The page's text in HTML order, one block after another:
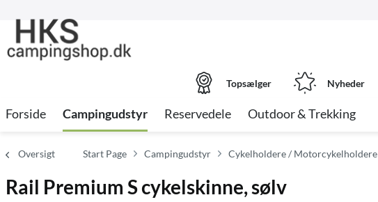
Topsælger Nyheder
Forside Campingudstyr Reservedele Outdoor & Trekking
Oversigt Start Page Campingudstyr Cykelholdere / Motorcykelholdere
Rail Premium S cykelskinne, sølv